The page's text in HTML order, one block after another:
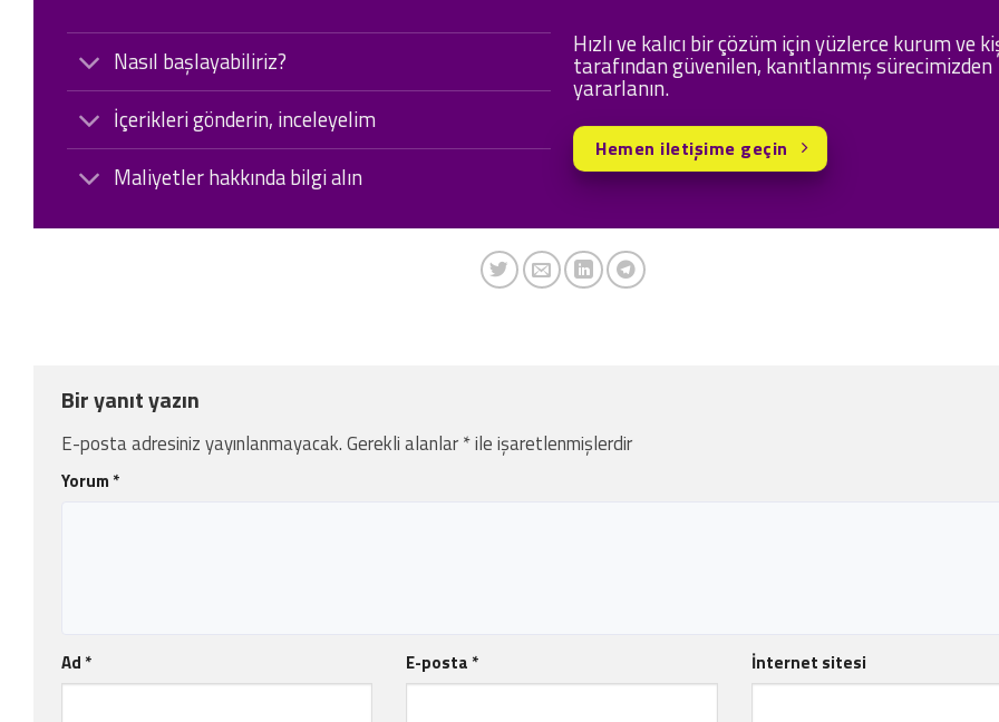
Nasıl başlayabiliriz?
İçerikleri gönderin, inceleyelim
Maliyetler hakkında bilgi alın
Hızlı ve kalıcı bir çözüm için yüzlerce kurum ve
tarafından güvenilen, kanıtlanmış sürecimizden
yararlanın.
Hemen iletişime geçin
Bir yanıt yazın
E-posta adresiniz yayınlanmayacak.Gerekli alanlar*ile işaretlenmişlerdir
Yorum *
Ad * E-posta * İnternet sitesi